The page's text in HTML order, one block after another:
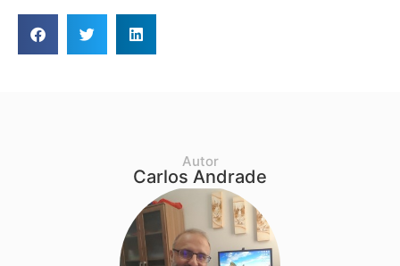
Autor
Carlos Andrade